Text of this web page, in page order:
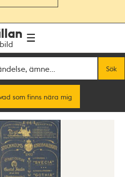
Sök
som finns nära mig